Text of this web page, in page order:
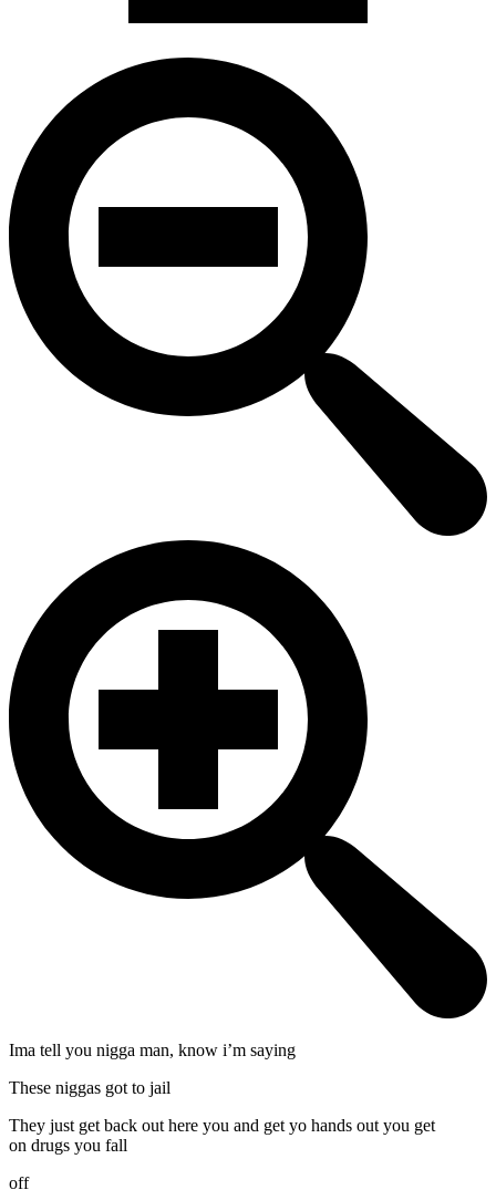
Ima tell you nigga man, know i’m saying
These niggas got to jail
They just get back out here you and get yo hands out you get
on drugs you fall
off